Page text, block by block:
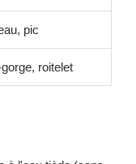
pic
roitelet